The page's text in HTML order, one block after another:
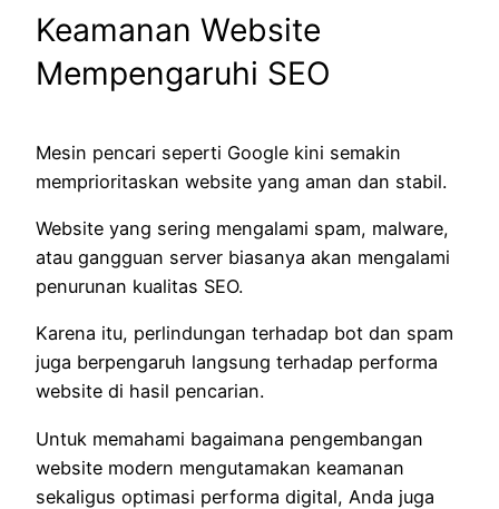
Keamanan Website
Mempengaruhi SEO
Mesin pencari seperti Google kini semakin
memprioritaskan website yang aman dan stabil.
Website yang sering mengalami spam, malware,
atau gangguan server biasanya akan mengalami
penurunan kualitas SEO.
Karena itu, perlindungan terhadap bot dan spam
juga berpengaruh langsung terhadap performa
website di hasil pencarian.
Untuk memahami bagaimana pengembangan
website modern mengutamakan keamanan
sekaligus optimasi performa digital, Anda juga